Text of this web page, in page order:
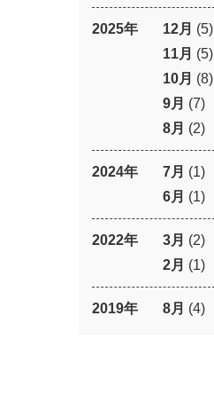
2025年 12月 (5)
11月 (5)
10月 (8)
9月 (7)
8月 (2)
2024年 7月 (1)
6月 (1)
2022年 3月 (2)
2月 (1)
2019年 8月 (4)